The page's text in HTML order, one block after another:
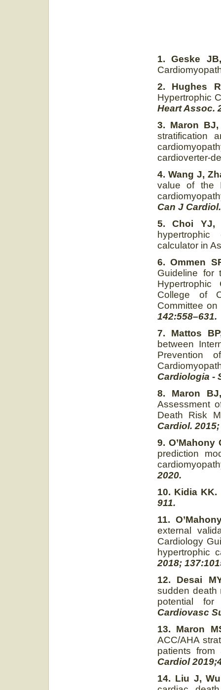
1. Geske
2. Hughes
Hypertrophic
Heart Assoc.
3. Maron
stratification
cardioverter-
4. Wang J,
value of the
Can J
5. Choi YJ,
calculator in
6. Ommen
Guideline for
College of
Committee
142:558–631.
7. Mattos
between
Prevention
Cardiologia -
8. Maron
Assessment
Death Risk
Cardiol.
9.
prediction
2020.
10. Kidia KK.
911.
11.
external
Cardiology
hypertrophic
2018;
12. Desai
sudden death
potential for
Cardiovasc
13. Maron
ACC/AHA
patients
Cardiol
14. Liu J,